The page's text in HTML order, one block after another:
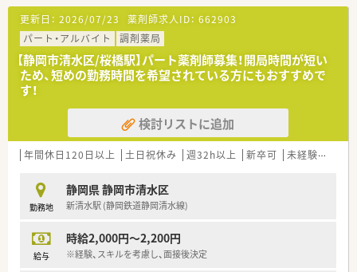
【法人特徴について】
■全国に280店舗以上を展開し、無借金経営を続ける安定した基
盤を持つ企業グループです。
■地域密着のマンツーマン薬局が中心で、患者様一人ひとりと向
き合える環境があります。
■店舗運営の自由度が高く、管理薬剤師の裁量で店舗デザインな
【勤務実態について】
■ラウンダー勤務の薬剤師が多数在籍しており、休みやシフトの
希望が通りやすい環境です。
の取得も可能となっています。
■小規模店舗が中心のため、開局時間を大幅に超えるような残業
はほとんどありません。
【想定される業務内容】
■保険調剤業務全般として、処方箋に基づく調剤、鑑査、丁寧な
更新日： 2026/07/23 薬剤師求人ID： 662903
パート・アルバイト
調剤薬局
【静岡市清水区/桜橋駅】パート薬剤師募集！開局時間が短い
ため、短めの勤務時間を希望されている方にもおすすめで
す！
検討リストに追加
年間休日120日以上 土日祝休み 週32h以上 新卒可 未経験可
勤務地
静岡県 静岡市清水区
新清水駅 (静岡鉄道静岡清水線)
給与
時給2,000円～2,200円
※経験、スキルを考慮し、面接後決定